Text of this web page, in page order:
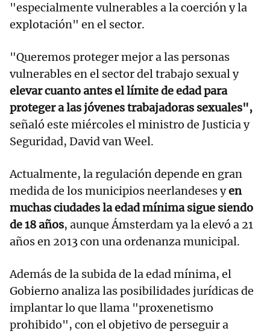
"especialmente vulnerables a la coerción y la
explotación" en el sector.
"Queremos proteger mejor a las personas
vulnerables en el sector del trabajo sexual y
elevar cuanto antes el límite de edad para
proteger a las jóvenes trabajadoras sexuales",
señaló este miércoles el ministro de Justicia y
Seguridad, David van Weel.
Actualmente, la regulación depende en gran
medida de los municipios neerlandeses yen
muchas ciudades la edad mínima sigue siendo
de 18 años, aunque Ámsterdam ya la elevó a 21
años en 2013 con una ordenanza municipal.
Además de la subida de la edad mínima, el
Gobierno analiza las posibilidades jurídicas de
implantar lo que llama "proxenetismo
prohibido", con el objetivo de perseguir a